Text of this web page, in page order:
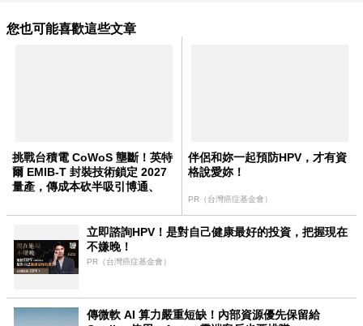
您也可能喜歡這些文章
挑戰台積電 CoWoS 壟斷！英特
爾 EMIB-T 封裝技術鎖定 2027
量產，傳成本砍半吸引博通、
伴侶和妳一起預防HPV，才有資
格說愛妳！
PR（台灣癌症基金會）
立即諮詢HPV！是對自己健康最好的投資，把握現在
不嫌晚！
PR（台灣癌症基金會）
傳微軟 AI 算力嚴重短缺！內部資源優先保留給